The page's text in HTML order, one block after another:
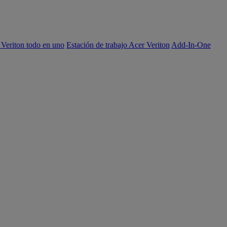
todo en uno Estación de trabajo Acer Veriton Add-In-One